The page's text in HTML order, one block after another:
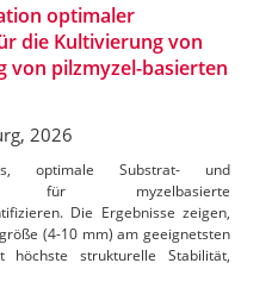
optimaler
die Kultivierung von
von pilzmyzel-basierten
2026
Substrat- und
für myzelbasierte
Die Ergebnisse zeigen,
(4-10 mm) am geeignetsten
höchste strukturelle Stabilität,